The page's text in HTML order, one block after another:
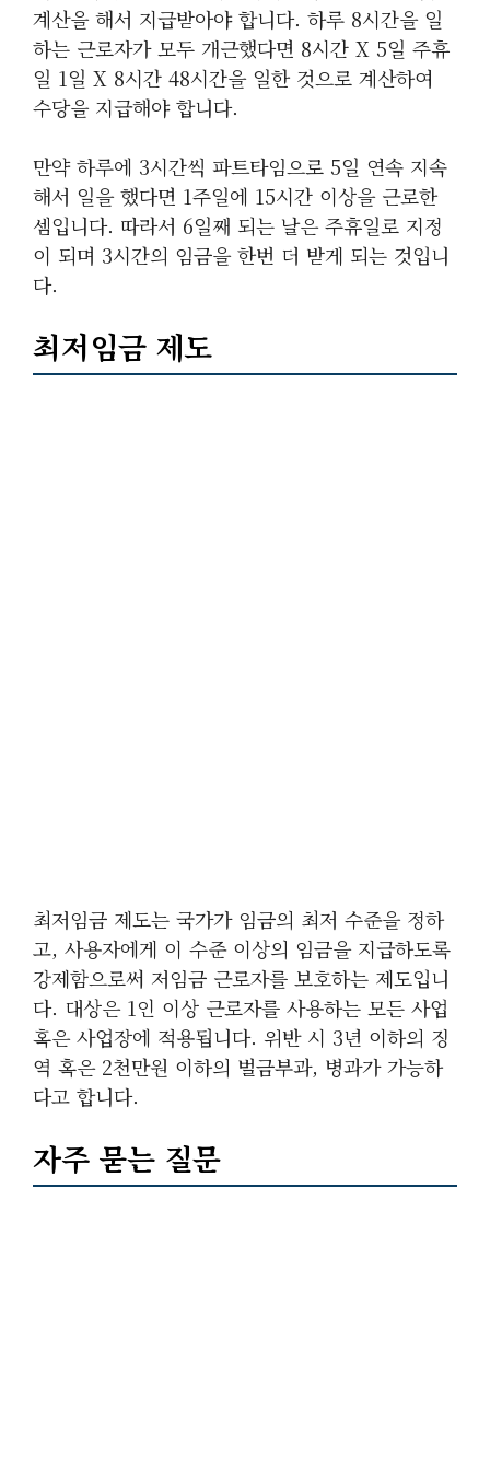
계산을 해서 지급받아야 합니다. 하루 8시간을 일
하는 근로자가 모두 개근했다면 8시간 X 5일 주휴
일 1일 X 8시간 48시간을 일한 것으로 계산하여
수당을 지급해야 합니다.
만약 하루에 3시간씩 파트타임으로 5일 연속 지속
해서 일을 했다면 1주일에 15시간 이상을 근로한
셈입니다. 따라서 6일째 되는 날은 주휴일로 지정
이 되며 3시간의 임금을 한번 더 받게 되는 것입니
다.
최저임금 제도
최저임금 제도는 국가가 임금의 최저 수준을 정하
고, 사용자에게 이 수준 이상의 임금을 지급하도록
강제함으로써 저임금 근로자를 보호하는 제도입니
다. 대상은 1인 이상 근로자를 사용하는 모든 사업
혹은 사업장에 적용됩니다. 위반 시 3년 이하의 징
역 혹은 2천만원 이하의 벌금부과, 병과가 가능하
다고 합니다.
자주 묻는 질문